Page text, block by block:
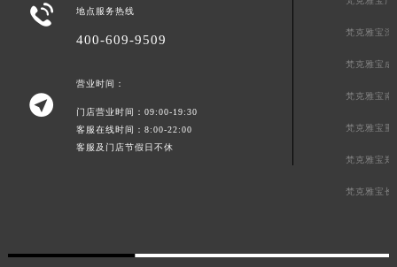
 地点服务热线
400-609-9509

营业时间：
门店营业时间：09:00-19:30
客服在线时间：8:00-22:00
客服及门店节假日不休
梵克雅宝深
梵克雅宝成
梵克雅宝南
梵克雅宝重
梵克雅宝郑
梵克雅宝长